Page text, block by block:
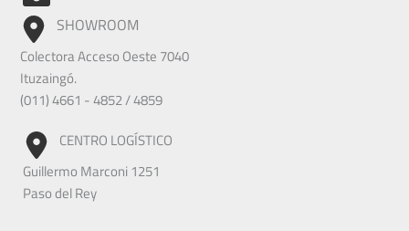
SHOWROOM
Colectora Acceso Oeste 7040
Ituzaingó.
(011) 4661 - 4852 / 4859
CENTRO LOGÍSTICO
Guillermo Marconi 1251
Paso del Rey